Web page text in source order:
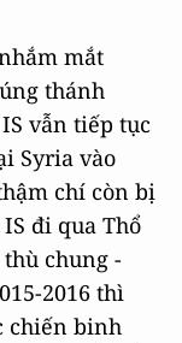
mắt
thánh
vẫn tiếp tục
Syria vào
chí còn bị
đi qua Thổ
chung -
2016 thì
chiến binh